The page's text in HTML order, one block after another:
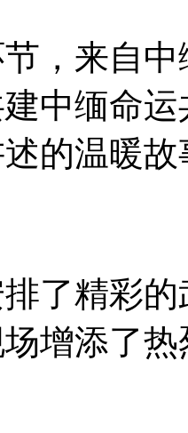
，来自
中缅命
的温暖
了精彩
增添了